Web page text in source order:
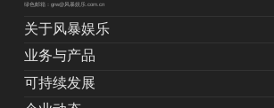
绿色邮箱：grw@风暴娱乐.com.cn
关于风暴娱乐
业务与产品
可持续发展